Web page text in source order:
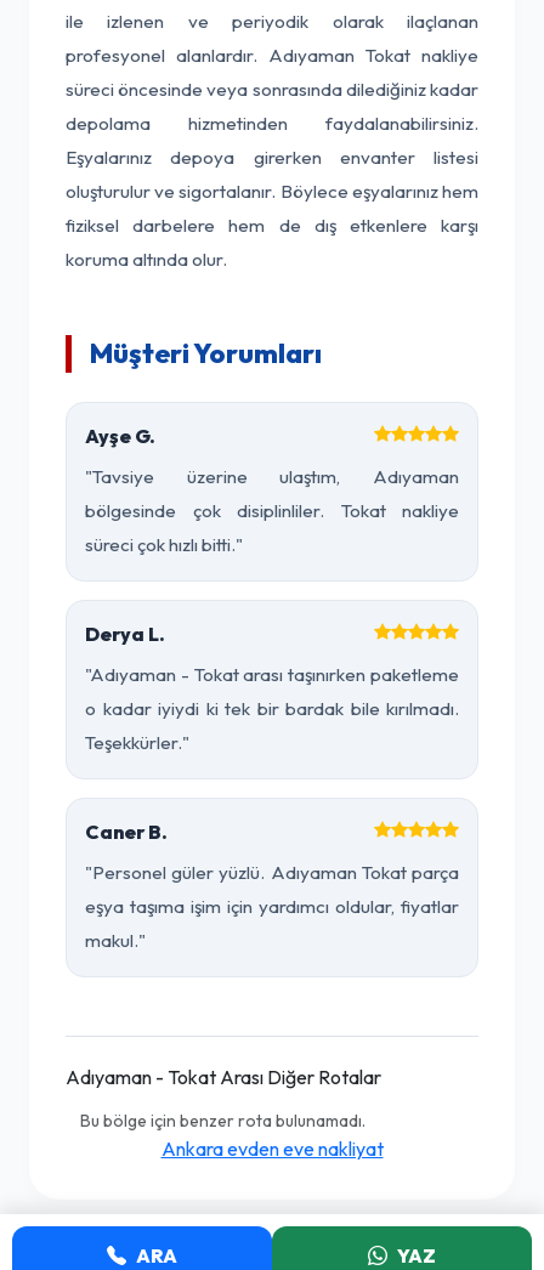
ile izlenen ve periyodik olarak ilaçlanan
profesyonel alanlardır. Adıyaman Tokat nakliye
süreci öncesinde veya sonrasında dilediğiniz kadar
depolama hizmetinden faydalanabilirsiniz.
Eşyalarınız depoya girerken envanter listesi
oluşturulur ve sigortalanır. Böylece eşyalarınız hem
fiziksel darbelere hem de dış etkenlere karşı
koruma altında olur.
Müşteri Yorumları
Ayşe G.
"Tavsiye üzerine ulaştım, Adıyaman
bölgesinde çok disiplinliler. Tokat nakliye
süreci çok hızlı bitti."
Derya L.
"Adıyaman - Tokat arası taşınırken paketleme
o kadar iyiydi ki tek bir bardak bile kırılmadı.
Teşekkürler."
Caner B.
"Personel güler yüzlü. Adıyaman Tokat parça
eşya taşıma işim için yardımcı oldular, fiyatlar
makul."
Adıyaman - Tokat Arası Diğer Rotalar
Bu bölge için benzer rota bulunamadı.
Ankara evden eve nakliyat
ARA YAZ